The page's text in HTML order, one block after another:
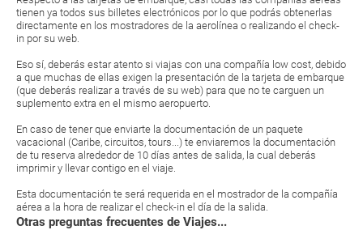
tienen ya todos sus billetes electrónicos por lo que podrás obtenerlas
directamente en los mostradores de la aerolínea o realizando el check-
in por su web.
Eso sí, deberás estar atento si viajas con una compañía low cost, debido
a que muchas de ellas exigen la presentación de la tarjeta de embarque
(que deberás realizar a través de su web) para que no te carguen un
suplemento extra en el mismo aeropuerto.
En caso de tener que enviarte la documentación de un paquete
vacacional (Caribe, circuitos, tours...) te enviaremos la documentación
de tu reserva alrededor de 10 días antes de salida, la cual deberás
imprimir y llevar contigo en el viaje.
Esta documentación te será requerida en el mostrador de la compañía
aérea a la hora de realizar el check-in el día de la salida.
Otras preguntas frecuentes de Viajes...